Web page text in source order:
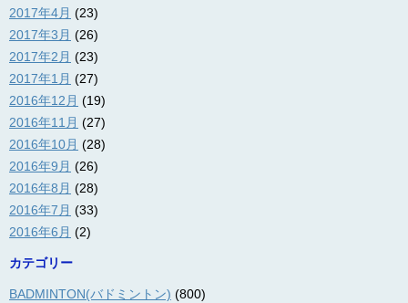
2017年4月 (23)
2017年3月 (26)
2017年2月 (23)
2017年1月 (27)
2016年12月 (19)
2016年11月 (27)
2016年10月 (28)
2016年9月 (26)
2016年8月 (28)
2016年7月 (33)
2016年6月 (2)
カテゴリー
BADMINTON(バドミントン) (800)